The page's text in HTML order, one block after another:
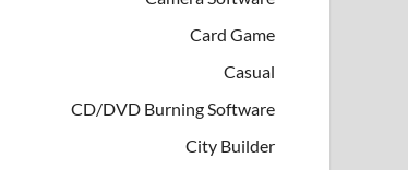
Card Game
Casual
CD/DVD Burning Software
City Builder